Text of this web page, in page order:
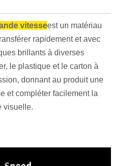
vitesseest un matériau
rapidement et avec
brillants à diverses
le plastique et le carton à
donnant au produit une
et compléter facilement la
visuelle.